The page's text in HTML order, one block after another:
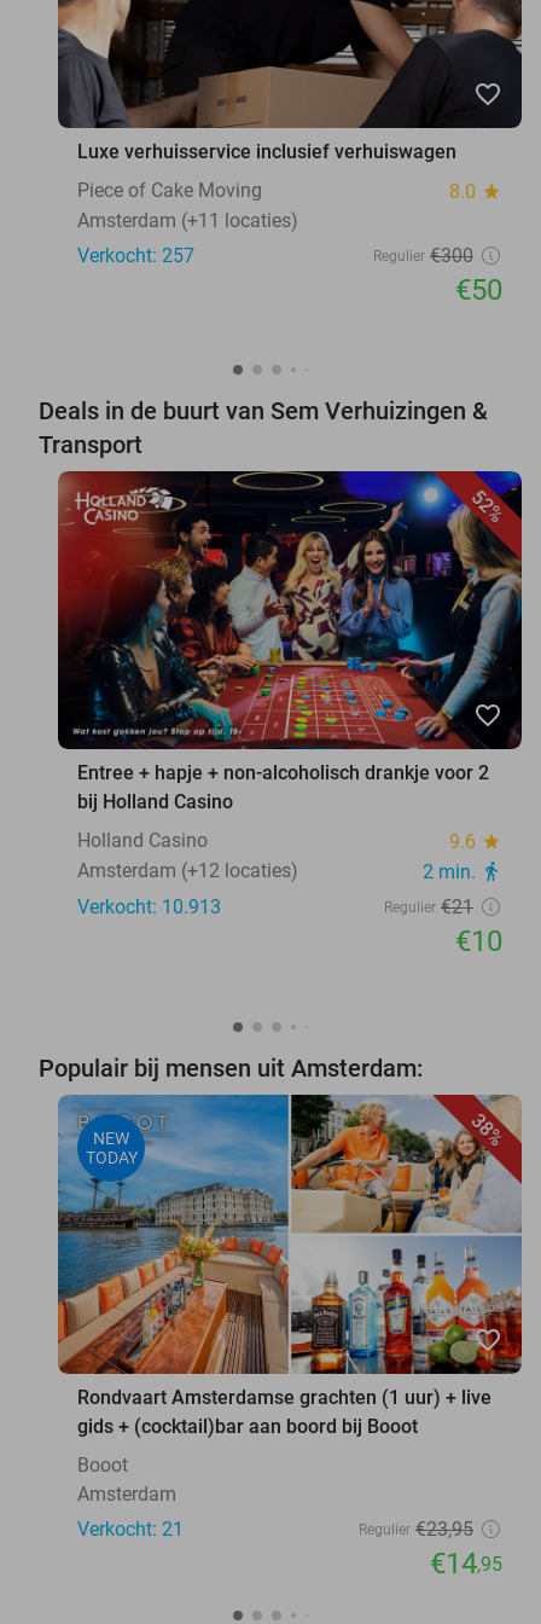
favorite_border
Luxe verhuisservice inclusief verhuiswagen
Piece of Cake Moving
8.0 star
Amsterdam (+11 locaties)
Verkocht: 257
Regulier €300
€50
Deals in de buurt van Sem Verhuizingen &
Transport
52%
favorite_border
Entree + hapje + non-alcoholisch drankje voor 2
bij Holland Casino
Holland Casino
9.6 star
Amsterdam (+12 locaties) 2 min. directions_walk
Verkocht: 10.913 Regulier €21
€10
Populair bij mensen uit Amsterdam:
38%
NEW
TODAY
favorite_border
Rondvaart Amsterdamse grachten (1 uur) + live
gids + (cocktail)bar aan boord bij Booot
Booot
Amsterdam
Verkocht: 21
Regulier €23,95
€14,95